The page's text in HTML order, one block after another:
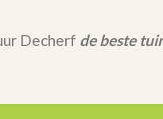
Decherf de beste